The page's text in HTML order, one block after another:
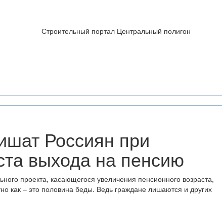
Строительный портал Центральный полигон
Россиян при
выхода на пенсию
проекта, касающегося увеличения пенсионного возраста,
как – это половина беды. Ведь граждане лишаются и других